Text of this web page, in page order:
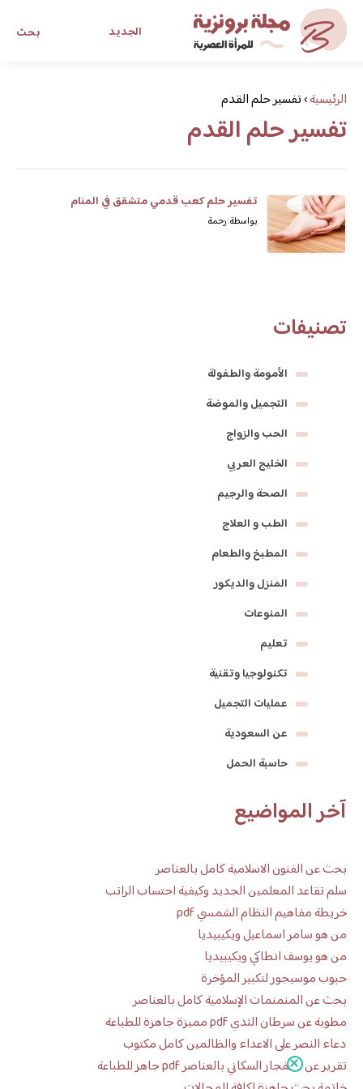
بحث الجديد
مجلة برونزية للفتاة العصرية
ابحث عن أي موضوع يهمك
الرئيسية›تفسير حلم القدم
تفسير حلم القدم
تفسير حلم كعب قدمي متشقق في المنام
بواسطة: رحمة
تصنيفات
الأمومة والطفولة
التجميل والموضة
الحب والزواج
الخليج العربي
الصحة والرجيم
الطب و العلاج
المطبخ والطعام
المنزل والديكور
المنوعات
تعليم
تكنولوجيا وتقنية
عمليات التجميل
عن السعودية
حاسبة الحمل
آخر المواضيع
بحث عن الفنون الاسلامية كامل بالعناصر
سلم تقاعد المعلمين الجديد وكيفية احتساب الراتب
خريطة مفاهيم النظام الشمسي pdf
من هو سامر اسماعيل ويكيبيديا
من هو يوسف انطاكي ويكيبيديا
حبوب موسيجور لتكبير المؤخرة
بحث عن المنمنمات الإسلامية كامل بالعناصر
مطوية عن سرطان الثدي pdf مميزة جاهزة للطباعة
دعاء النصر على الاعداء والظالمين كامل مكتوب
تقرير عن الانفجار السكاني بالعناصر pdf جاهز للطباعة